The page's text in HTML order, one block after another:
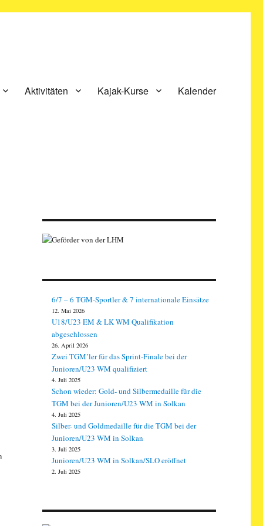
Aktivitäten Kajak-Kurse Kalender
6/7 – 6 TGM-Sportler & 7 internationale Einsätze
12. Mai 2026
U18/U23 EM & LK WM Qualifikation
abgeschlossen
26. April 2026
Zwei TGM’ler für das Sprint-Finale bei der
Junioren/U23 WM qualifiziert
4. Juli 2025
Schon wieder: Gold- und Silbermedaille für die
TGM bei der Junioren/U23 WM in Solkan
4. Juli 2025
Silber- und Goldmedaille für die TGM bei der
Junioren/U23 WM in Solkan
3. Juli 2025
Junioren/U23 WM in Solkan/SLO eröffnet
2. Juli 2025